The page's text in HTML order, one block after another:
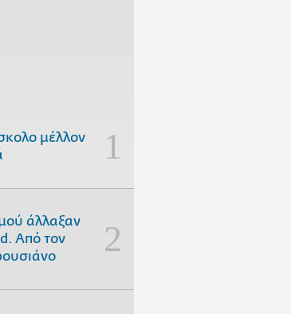
μέλλον
άλλαξαν
Aπό τον